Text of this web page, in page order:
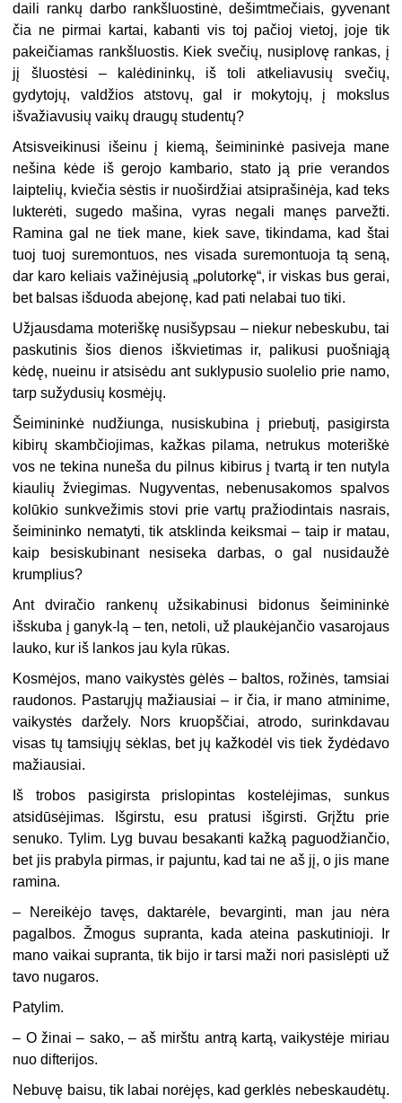
daili rankų darbo rankšluostinė, dešimtmečiais, gyvenant
čia ne pirmai kartai, kabanti vis toj pačioj vietoj, joje tik
pakeičiamas rankšluostis. Kiek svečių, nusiplovę rankas, į
jį šluostėsi – kalėdininkų, iš toli atkeliavusių svečių,
gydytojų, valdžios atstovų, gal ir mokytojų, į mokslus
išvažiavusių vaikų draugų studentų?
Atsisveikinusi išeinu į kiemą, šeimininkė pasiveja mane
nešina kėde iš gerojo kambario, stato ją prie verandos
laiptelių, kviečia sėstis ir nuoširdžiai atsiprašinėja, kad teks
lukterėti, sugedo mašina, vyras negali manęs parvežti.
Ramina gal ne tiek mane, kiek save, tikindama, kad štai
tuoj tuoj suremontuos, nes visada suremontuoja tą seną,
dar karo keliais važinėjusią „polutorkę“, ir viskas bus gerai,
bet balsas išduoda abejonę, kad pati nelabai tuo tiki.
Užjausdama moteriškę nusišypsau – niekur nebeskubu, tai
paskutinis šios dienos iškvietimas ir, palikusi puošniąją
kėdę, nueinu ir atsisėdu ant suklypusio suolelio prie namo,
tarp sužydusių kosmėjų.
Šeimininkė nudžiunga, nusiskubina į priebutį, pasigirsta
kibirų skambčiojimas, kažkas pilama, netrukus moteriškė
vos ne tekina nuneša du pilnus kibirus į tvartą ir ten nutyla
kiaulių žviegimas. Nugyventas, nebenusakomos spalvos
kolūkio sunkvežimis stovi prie vartų pražiodintais nasrais,
šeimininko nematyti, tik atsklinda keiksmai – taip ir matau,
kaip besiskubinant nesiseka darbas, o gal nusidaužė
krumplius?
Ant dviračio rankenų užsikabinusi bidonus šeimininkė
išskuba į ganyk-lą – ten, netoli, už plaukėjančio vasarojaus
lauko, kur iš lankos jau kyla rūkas.
Kosmėjos, mano vaikystės gėlės – baltos, rožinės, tamsiai
raudonos. Pastarųjų mažiausiai – ir čia, ir mano atminime,
vaikystės daržely. Nors kruopščiai, atrodo, surinkdavau
visas tų tamsiųjų sėklas, bet jų kažkodėl vis tiek žydėdavo
mažiausiai.
Iš trobos pasigirsta prislopintas kostelėjimas, sunkus
atsidūsėjimas. Išgirstu, esu pratusi išgirsti. Grįžtu prie
senuko. Tylim. Lyg buvau besakanti kažką paguodžiančio,
bet jis prabyla pirmas, ir pajuntu, kad tai ne aš jį, o jis mane
ramina.
– Nereikėjo tavęs, daktarėle, bevarginti, man jau nėra
pagalbos. Žmogus supranta, kada ateina paskutinioji. Ir
mano vaikai supranta, tik bijo ir tarsi maži nori pasislėpti už
tavo nugaros.
Patylim.
– O žinai – sako, – aš mirštu antrą kartą, vaikystėje miriau
nuo difterijos.
Nebuvę baisu, tik labai norėjęs, kad gerklės nebeskaudėtų.